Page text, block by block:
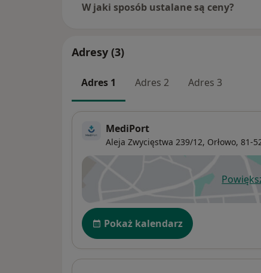
W jaki sposób ustalane są ceny?
Adresy (3)
Adres 1 Adres 2 Adres 3
MediPort
Aleja Zwycięstwa 239/12, Orłowo, 81-
Dostępność
Pokaż kalendarz